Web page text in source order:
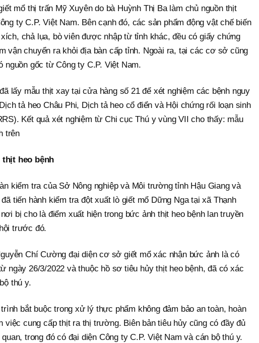
mổ thị trấn Mỹ Xuyên do bà Huỳnh Thị Ba làm chủ nguồn thịt
ty C.P. Việt Nam. Bên cạnh đó, các sản phẩm động vật chế biến
chả lụa, bò viên được nhập từ tỉnh khác, đều có giấy chứng
vận chuyển ra khỏi địa bàn cấp tỉnh. Ngoài ra, tại các cơ sở cũng
nguồn gốc từ Công ty C.P. Việt Nam.
lấy mẫu thịt xay tại cửa hàng số 21 để xét nghiệm các bệnh nguy
tả heo Châu Phi, Dịch tả heo cổ điển và Hội chứng rối loạn sinh
Kết quả xét nghiệm từ Chi cục Thú y vùng VII cho thấy: mẫu
trên
thịt heo bệnh
kiểm tra của Sở Nông nghiệp và Môi trường tỉnh Hậu Giang và
tiến hành kiểm tra đột xuất lò giết mổ Dững Nga tại xã Thạnh
bị cho là điểm xuất hiện trong bức ảnh thịt heo bệnh lan truyền
trước đó.
Chí Cường đại diện cơ sở giết mổ xác nhận bức ảnh là có
ngày 26/3/2022 và thuộc hồ sơ tiêu hủy thịt heo bệnh, đã có xác
thú y.
bắt buộc trong xử lý thực phẩm không đảm bảo an toàn, hoàn
việc cung cấp thịt ra thị trường. Biên bản tiêu hủy cũng có đầy đủ
trong đó có đại diện Công ty C.P. Việt Nam và cán bộ thú y.